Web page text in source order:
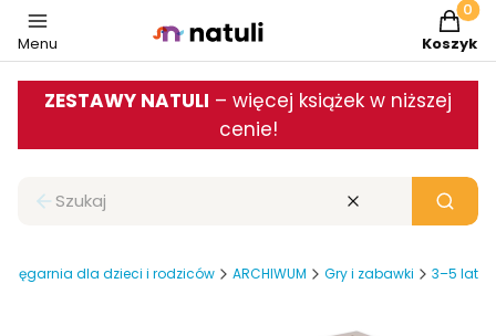
Menu Koszyk
ZESTAWY NATULI – więcej książek w niższej
cenie!
Zamknij wyszukiwarkę Wyczyść Szukaj
Księgarnia dla dzieci i rodziców ARCHIWUM Gry i zabawki 3–5 lat